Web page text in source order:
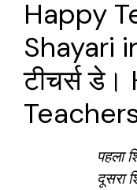
Happy
Shayari
टीचर्स
पहला
दूसरा